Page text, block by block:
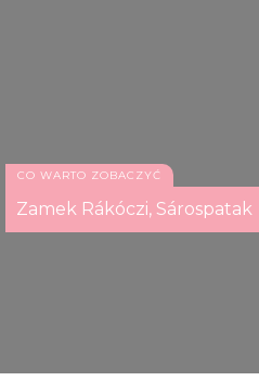
CO WARTO ZOBACZYĆ
Zamek Rákóczi, Sárospatak